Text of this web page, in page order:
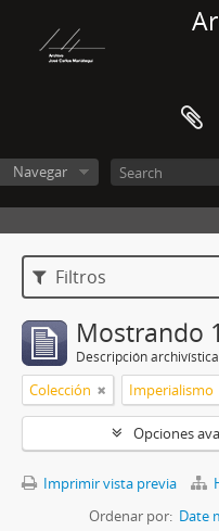
Navegar
Filtros
Mostrando
Descripción archivística
Colección Imperialismo
Opciones
Imprimir vista previa
Ordenar por: Date